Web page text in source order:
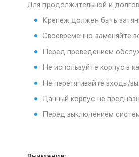
Для продолжительной и
Крепеж должен быть
Своевременно заменяйте
Перед проведением
Не используйте корпус в
Не перетягивайте входы/
Данный корпус не
Перед выключением